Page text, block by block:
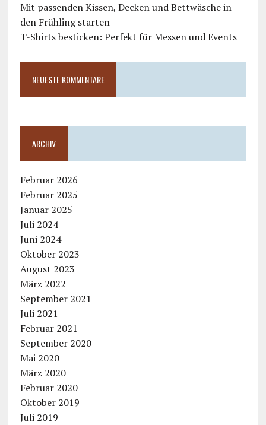
Mit passenden Kissen, Decken und Bettwäsche in
den Frühling starten
T-Shirts besticken: Perfekt für Messen und Events
NEUESTE KOMMENTARE
ARCHIV
Februar 2026
Februar 2025
Januar 2025
Juli 2024
Juni 2024
Oktober 2023
August 2023
März 2022
September 2021
Juli 2021
Februar 2021
September 2020
Mai 2020
März 2020
Februar 2020
Oktober 2019
Juli 2019